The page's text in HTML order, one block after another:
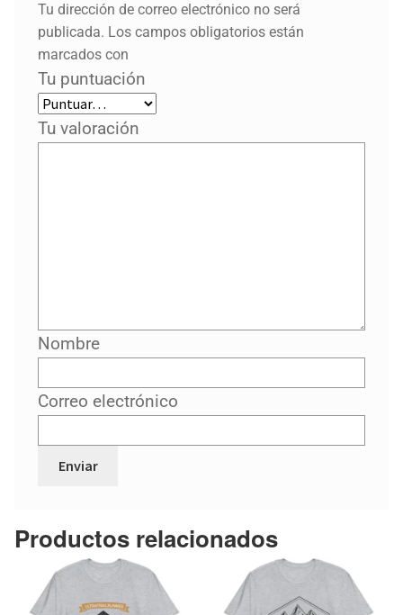
Tu dirección de correo electrónico no será
publicada. Los campos obligatorios están
marcados con
Tu puntuación
Tu valoración
Nombre
Correo electrónico
Productos relacionados